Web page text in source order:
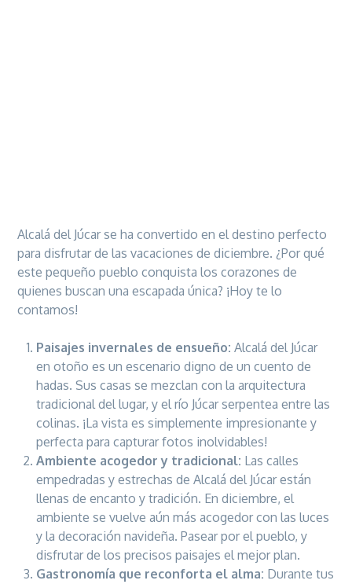
Alcalá del Júcar se ha convertido en el destino perfecto
para disfrutar de las vacaciones de diciembre. ¿Por qué
este pequeño pueblo conquista los corazones de
quienes buscan una escapada única? ¡Hoy te lo
contamos!
Paisajes invernales de ensueño: Alcalá del Júcar
en otoño es un escenario digno de un cuento de
hadas. Sus casas se mezclan con la arquitectura
tradicional del lugar, y el río Júcar serpentea entre las
colinas. ¡La vista es simplemente impresionante y
perfecta para capturar fotos inolvidables!
Ambiente acogedor y tradicional: Las calles
empedradas y estrechas de Alcalá del Júcar están
llenas de encanto y tradición. En diciembre, el
ambiente se vuelve aún más acogedor con las luces
y la decoración navideña. Pasear por el pueblo, y
disfrutar de los precisos paisajes el mejor plan.
Gastronomía que reconforta el alma: Durante tus